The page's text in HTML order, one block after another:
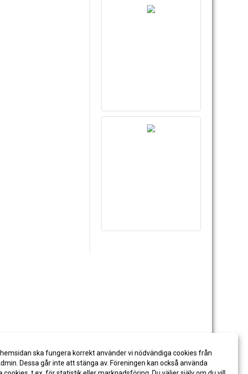
ska fungera korrekt använder vi nödvändiga cookies från
Dessa går inte att stänga av. Föreningen kan också använda